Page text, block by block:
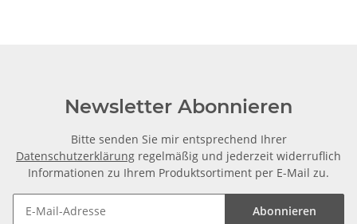
Newsletter Abonnieren
Bitte senden Sie mir entsprechend Ihrer
Datenschutzerklärung regelmäßig und jederzeit widerruflich
Informationen zu Ihrem Produktsortiment per E-Mail zu.
Abonnieren